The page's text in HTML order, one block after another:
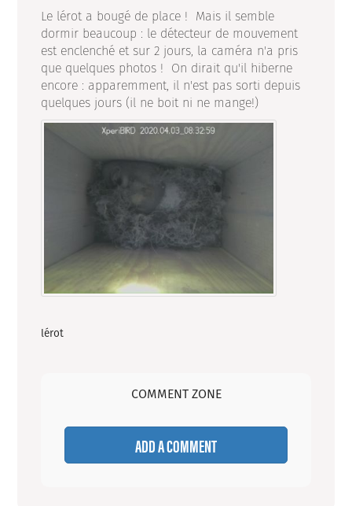
Le lérot a bougé de place ! Mais il semble
dormir beaucoup : le détecteur de mouvement
est enclenché et sur 2 jours, la caméra n'a pris
que quelques photos ! On dirait qu'il hiberne
encore : apparemment, il n'est pas sorti depuis
quelques jours (il ne boit ni ne mange!)
lérot
COMMENT ZONE
ADD A COMMENT